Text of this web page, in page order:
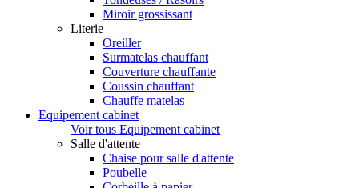
Miroir grossissant
Literie
Oreiller
Surmatelas chauffant
Couverture chauffante
Coussin chauffant
Chauffe matelas
Equipement cabinet
Voir tous Equipement cabinet
Salle d'attente
Chaise pour salle d'attente
Poubelle